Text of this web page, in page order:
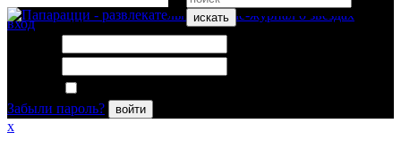
искать
вход
Забыли пароль?
войти
x